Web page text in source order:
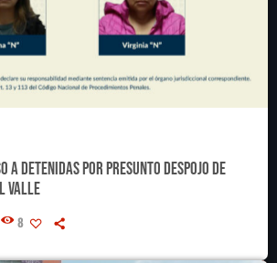
a detenidas por presunto despojo de
Valle
8